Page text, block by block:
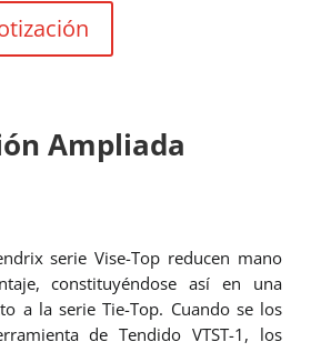
Ampliada
serie Vise-Top reducen mano
constituyéndose así en una
a la serie Tie-Top. Cuando se los
de Tendido VTST-1, los